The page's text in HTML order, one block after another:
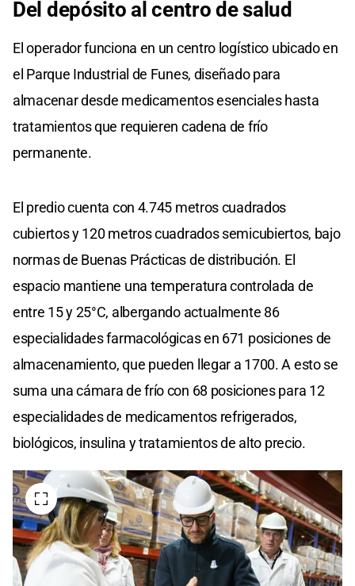
Del depósito al centro de salud
El operador funciona en un centro logístico ubicado en
el Parque Industrial de Funes, diseñado para
almacenar desde medicamentos esenciales hasta
tratamientos que requieren cadena de frío
permanente.
El predio cuenta con 4.745 metros cuadrados
cubiertos y 120 metros cuadrados semicubiertos, bajo
normas de Buenas Prácticas de distribución. El
espacio mantiene una temperatura controlada de
entre 15 y 25°C, albergando actualmente 86
especialidades farmacológicas en 671 posiciones de
almacenamiento, que pueden llegar a 1700. A esto se
suma una cámara de frío con 68 posiciones para 12
especialidades de medicamentos refrigerados,
biológicos, insulina y tratamientos de alto precio.